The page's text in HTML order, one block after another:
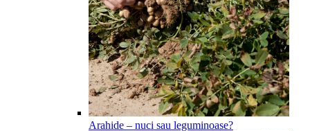
Arahide – nuci sau leguminoase?